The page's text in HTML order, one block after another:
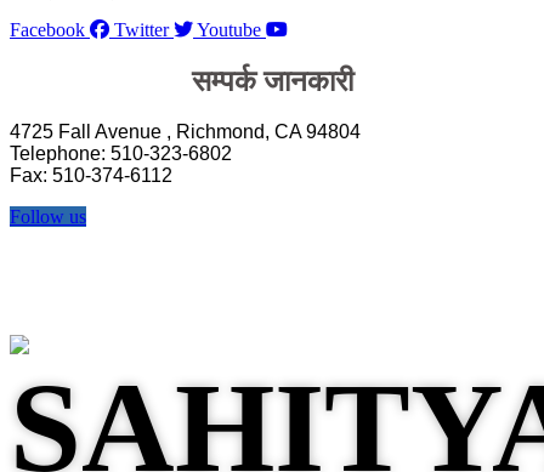
Facebook
Twitter Youtube
सम्पर्क जानकारी
4725 Fall Avenue , Richmond, CA 94804
Telephone: 510-323-6802
Fax: 510-374-6112
Follow us